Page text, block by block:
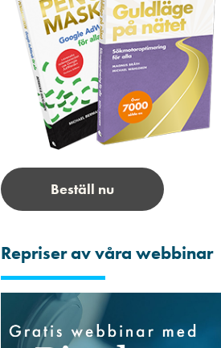
Beställ nu
Repriser av våra webbinar